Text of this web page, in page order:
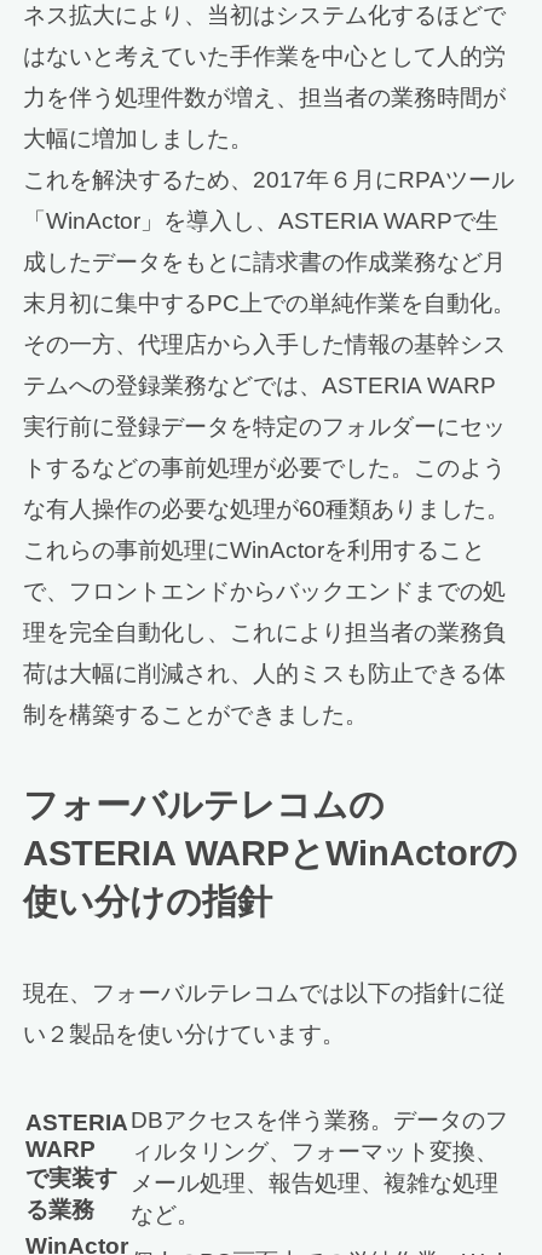
ネス拡大により、当初はシステム化するほどで
はないと考えていた手作業を中心として人的労
力を伴う処理件数が増え、担当者の業務時間が
大幅に増加しました。
これを解決するため、2017年６月にRPAツール
「WinActor」を導入し、ASTERIA WARPで生
成したデータをもとに請求書の作成業務など月
末月初に集中するPC上での単純作業を自動化。
その一方、代理店から入手した情報の基幹シス
テムへの登録業務などでは、ASTERIA WARP
実行前に登録データを特定のフォルダーにセッ
トするなどの事前処理が必要でした。このよう
な有人操作の必要な処理が60種類ありました。
これらの事前処理にWinActorを利用すること
で、フロントエンドからバックエンドまでの処
理を完全自動化し、これにより担当者の業務負
荷は大幅に削減され、人的ミスも防止できる体
制を構築することができました。
フォーバルテレコムの
ASTERIA WARPとWinActorの
使い分けの指針
現在、フォーバルテレコムでは以下の指針に従
い２製品を使い分けています。
ASTERIA
WARP
で実装す
る業務
DBアクセスを伴う業務。データのフ
ィルタリング、フォーマット変換、
メール処理、報告処理、複雑な処理
など。
WinActor